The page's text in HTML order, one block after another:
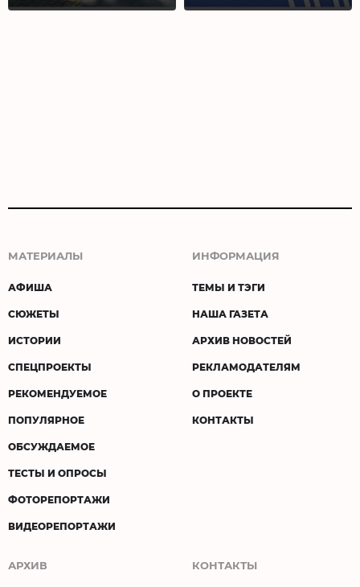
МАТЕРИАЛЫ
АФИША
СЮЖЕТЫ
ИСТОРИИ
СПЕЦПРОЕКТЫ
РЕКОМЕНДУЕМОЕ
ПОПУЛЯРНОЕ
ОБСУЖДАЕМОЕ
ТЕСТЫ И ОПРОСЫ
ФОТОРЕПОРТАЖИ
ВИДЕОРЕПОРТАЖИ
ИНФОРМАЦИЯ
ТЕМЫ И ТЭГИ
НАША ГАЗЕТА
АРХИВ НОВОСТЕЙ
РЕКЛАМОДАТЕЛЯМ
О ПРОЕКТЕ
КОНТАКТЫ
АРХИВ КОНТАКТЫ